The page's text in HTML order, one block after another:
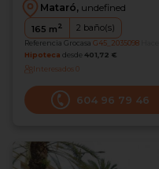
Mataró, undefined
165 m2 2 baño(s)
Referencia Grocasa G45_2035098
Hipoteca desde 401,72 €
Interesados0
604 96 79 46